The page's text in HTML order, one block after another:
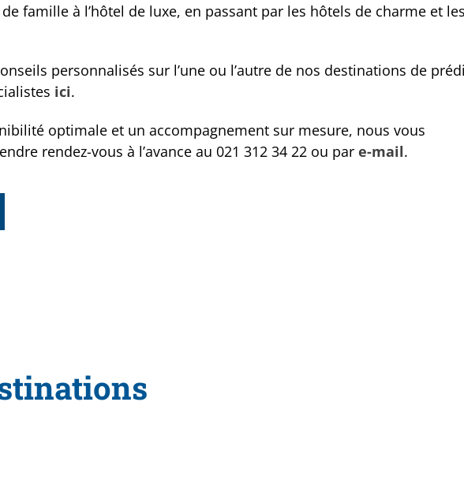
famille à l’hôtel de luxe, en passant par les hôtels de charme et
personnalisés sur l’une ou l’autre de nos destinations de
ici.
optimale et un accompagnement sur mesure, nous vous
rendez-vous à l’avance au 021 312 34 22 ou par e-mail.